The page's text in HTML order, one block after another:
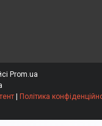
Prom.ua
Політика